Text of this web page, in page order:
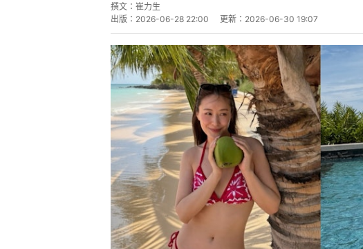
撰文： 崔力生
出版： 2026-06-28 22:00 更新： 2026-06-30 19:07